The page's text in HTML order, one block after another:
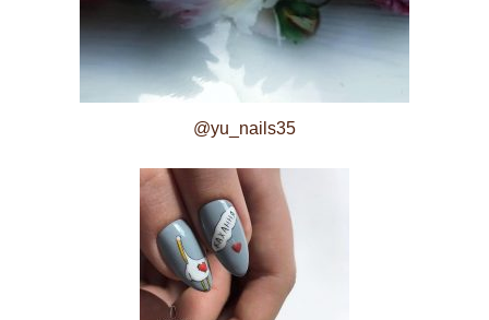
@yu_nails35